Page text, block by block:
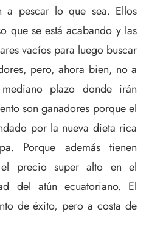
a pescar lo que sea. Ellos
que se está acabando y las
vacíos para luego buscar
pero, ahora bien, no a
plazo donde irán
son ganadores porque el
por la nueva dieta rica
Porque además tienen
precio super alto en el
del atún ecuatoriano. El
de éxito, pero a costa de